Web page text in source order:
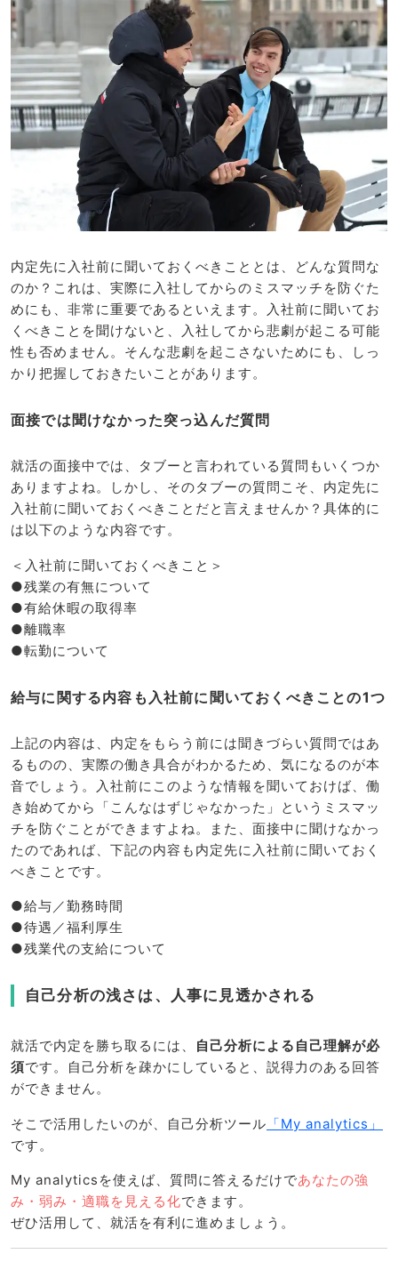
内定先に入社前に聞いておくべきこととは、どんな質問な
のか？これは、実際に入社してからのミスマッチを防ぐた
めにも、非常に重要であるといえます。入社前に聞いてお
くべきことを聞けないと、入社してから悲劇が起こる可能
性も否めません。そんな悲劇を起こさないためにも、しっ
かり把握しておきたいことがあります。
面接では聞けなかった突っ込んだ質問
就活の面接中では、タブーと言われている質問もいくつか
ありますよね。しかし、そのタブーの質問こそ、内定先に
入社前に聞いておくべきことだと言えませんか？具体的に
は以下のような内容です。
＜入社前に聞いておくべきこと＞
●残業の有無について
●有給休暇の取得率
●離職率
●転勤について
給与に関する内容も入社前に聞いておくべきことの1つ
上記の内容は、内定をもらう前には聞きづらい質問ではあ
るものの、実際の働き具合がわかるため、気になるのが本
音でしょう。入社前にこのような情報を聞いておけば、働
き始めてから「こんなはずじゃなかった」というミスマッ
チを防ぐことができますよね。また、面接中に聞けなかっ
たのであれば、下記の内容も内定先に入社前に聞いておく
べきことです。
●給与／勤務時間
●待遇／福利厚生
●残業代の支給について
自己分析の浅さは、人事に見透かされる
就活で内定を勝ち取るには、
自己分析による自己理解が必
須です。自己分析を疎かにしていると、説得力のある回答
ができません。
そこで活用したいのが、自己分析ツール 「My analytics」
です。
My analyticsを使えば、質問に答えるだけであなたの強
み・弱み・適職を見える化できます。
ぜひ活用して、就活を有利に進めましょう。